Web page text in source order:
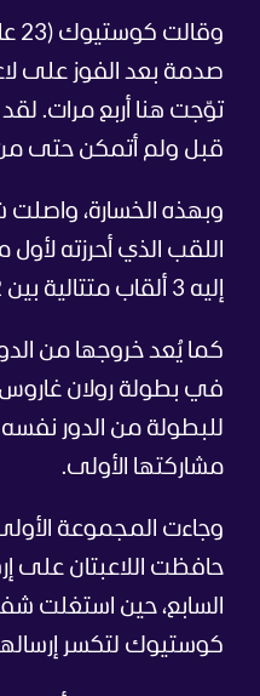
صدمة بعد الفوز على
قبل ولم أتمكن حتى
وبهذه الخسارة، واصلت
إليه 3 ألقاب متتالية بين 2022 و2024.
في بطولة رولان
مشاركتها الأولى.
وجاءت المجموعة
حافظت اللاعبتان على
السابع، حين استغلت
كوستيوك لتكسر